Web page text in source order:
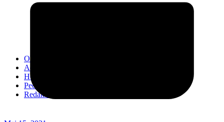
OPINI
Advertorial
Headline
Pedoman Media Ciber
Redaksi